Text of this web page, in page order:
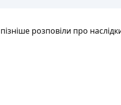
розповіли про